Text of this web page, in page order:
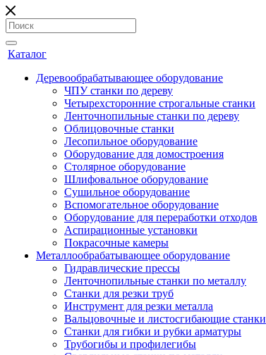
Каталог
Деревообрабатывающее оборудование
ЧПУ станки по дереву
Четырехсторонние строгальные станки
Ленточнопильные станки по дереву
Облицовочные станки
Лесопильное оборудование
Оборудование для домостроения
Столярное оборудование
Шлифовальное оборудование
Сушильное оборудование
Вспомогательное оборудование
Оборудование для переработки отходов
Аспирационные установки
Покрасочные камеры
Металлообрабатывающее оборудование
Гидравлические прессы
Ленточнопильные станки по металлу
Станки для резки труб
Инструмент для резки металла
Вальцовочные и листосгибающие станки
Станки для гибки и рубки арматуры
Трубогибы и профилегибы